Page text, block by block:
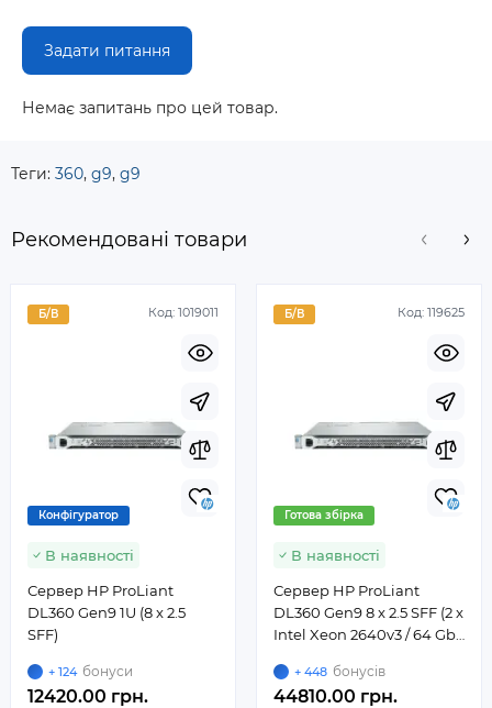
Задати питання
Немає запитань про цей товар.
Теги: 360, g9, g9
Рекомендовані товари
Б/В
Конфігуратор
Код: 1019011
В наявності
Сервер HP ProLiant
DL360 Gen9 1U (8 x 2.5
SFF)
+ 124 бонуси
12420.00 грн.
Б/В
Готова збірка
Код: 119625
В наявності
Сервер HP ProLiant
DL360 Gen9 8 x 2.5 SFF (2 x
Intel Xeon 2640v3 / 64 Gb
SSD / H240AR / 2 x 500W)
+ 448 бонусів
44810.00 грн.